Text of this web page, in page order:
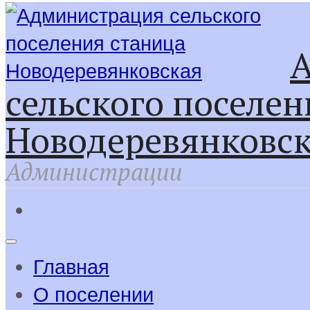
сельского
Администрации
Главная
О поселении